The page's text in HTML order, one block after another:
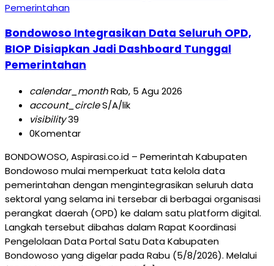
Pemerintahan
Bondowoso Integrasikan Data Seluruh OPD,
BIOP Disiapkan Jadi Dashboard Tunggal
Pemerintahan
calendar_monthRab, 5 Agu 2026
account_circleS/A/lik
visibility39
0Komentar
BONDOWOSO, Aspirasi.co.id – Pemerintah Kabupaten
Bondowoso mulai memperkuat tata kelola data
pemerintahan dengan mengintegrasikan seluruh data
sektoral yang selama ini tersebar di berbagai organisasi
perangkat daerah (OPD) ke dalam satu platform digital.
Langkah tersebut dibahas dalam Rapat Koordinasi
Pengelolaan Data Portal Satu Data Kabupaten
Bondowoso yang digelar pada Rabu (5/8/2026). Melalui